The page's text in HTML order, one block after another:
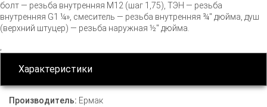
болт — резьба внутренняя М12 (шаг 1,75), ТЭН — резьба
внутренняя G1 ¼», смеситель — резьба внутренняя ¾" дюйма, душ
(верхний штуцер) — резьба наружная ½" дюйма.
,
Характеристики
Производитель: Ермак